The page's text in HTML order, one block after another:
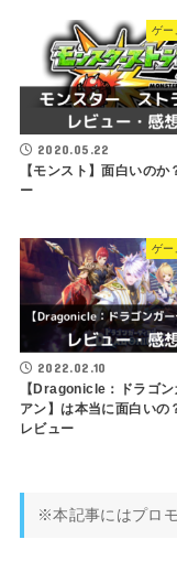
ゲー
2020.05.22
【モンスト】面白いのか
ー
ゲー
2022.02.10
【Dragonicle：ドラゴン
アン】は本当に面白いの
レビュー
※本記事にはプロ